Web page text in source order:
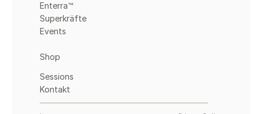
Shop
Events
Kontakt
Superkräfte
Sessions
Enterra™